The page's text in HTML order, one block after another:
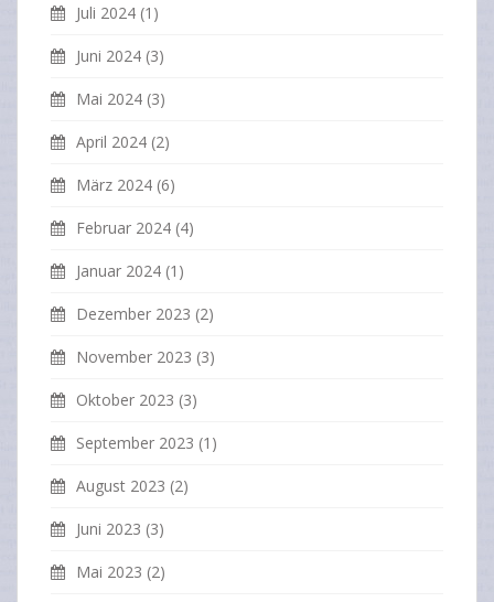
Juli 2024 (1)
Juni 2024 (3)
Mai 2024 (3)
April 2024 (2)
März 2024 (6)
Februar 2024 (4)
Januar 2024 (1)
Dezember 2023 (2)
November 2023 (3)
Oktober 2023 (3)
September 2023 (1)
August 2023 (2)
Juni 2023 (3)
Mai 2023 (2)